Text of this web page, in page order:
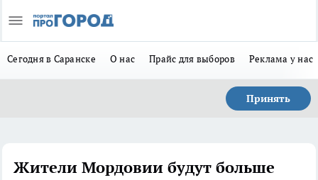
Сегодня в Саранске О нас Прайс для выборов Реклама у нас
Принять
Жители Мордовии будут больше